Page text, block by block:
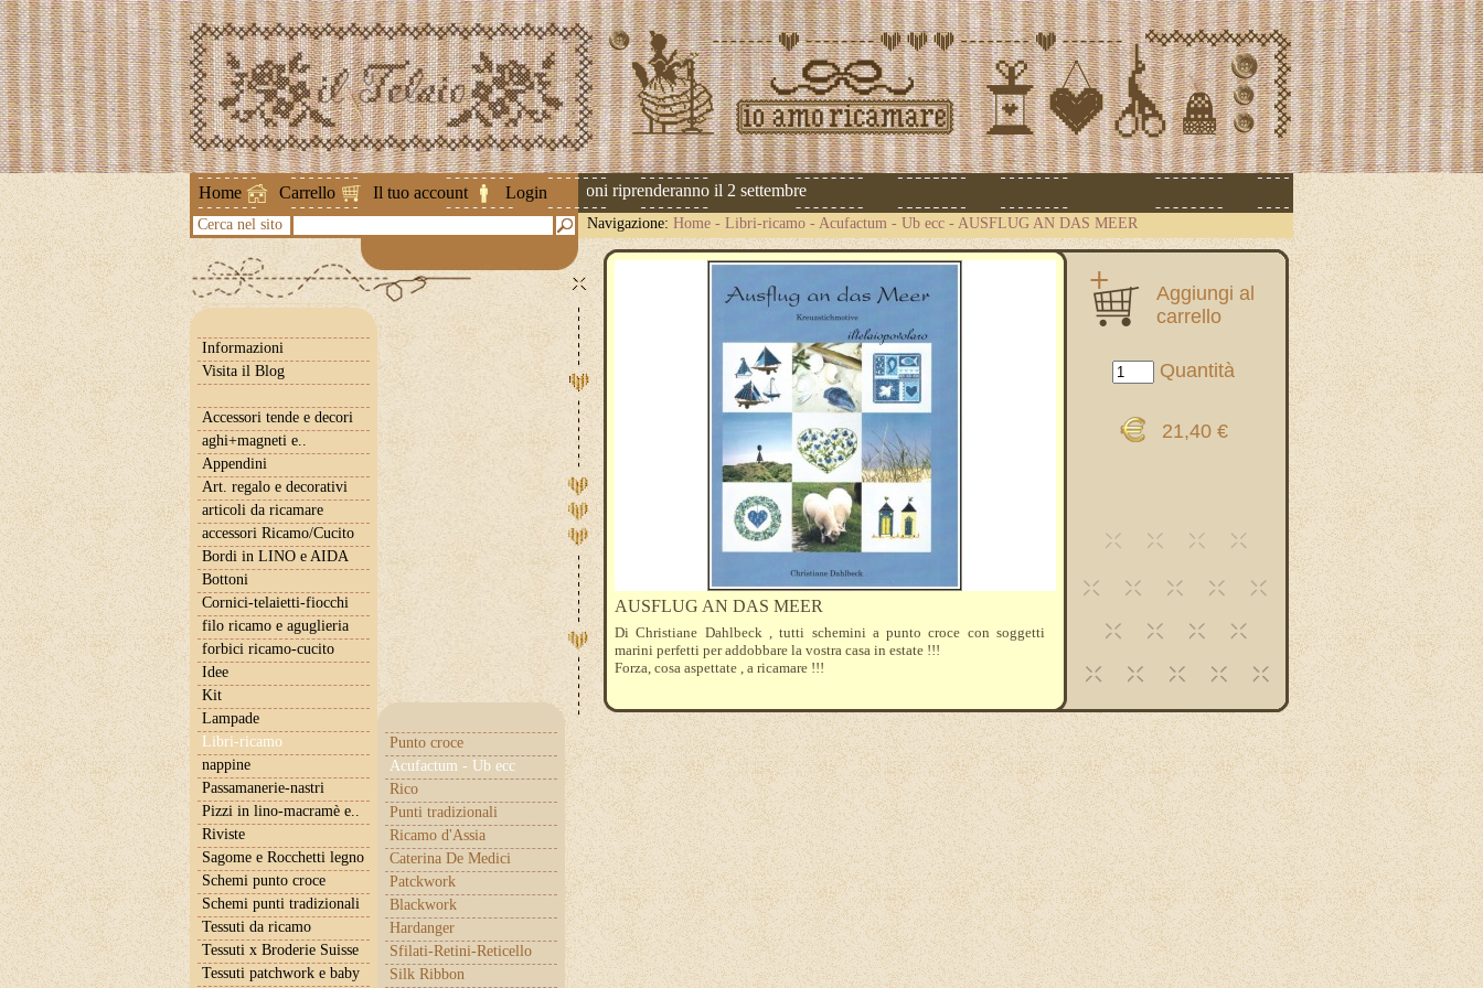
Home Carrello Il tuo account Login
Attenzione ! Le spedizioni riprenderanno il 2 settembre
Cerca nel sito Navigazione: Home - Libri-ricamo - Acufactum - Ub ecc - AUSFLUG AN DAS MEER
Informazioni
Visita il Blog
Accessori tende e decori
aghi+magneti e..
Appendini
Art. regalo e decorativi
articoli da ricamare
accessori Ricamo/Cucito
Bordi in LINO e AIDA
Bottoni
Cornici-telaietti-fiocchi
filo ricamo e aguglieria
forbici ricamo-cucito
Idee
Kit
Lampade
Libri-ricamo
Punto croce
Acufactum - Ub ecc
Rico
Punti tradizionali
Ricamo d'Assia
Caterina De Medici
Patckwork
Blackwork
Hardanger
Sfilati-Retini-Reticello
Silk Ribbon
nappine
Passamanerie-nastri
Pizzi in lino-macramè e..
Riviste
Sagome e Rocchetti legno
Schemi punto croce
Schemi punti tradizionali
Tessuti da ricamo
Tessuti x Broderie Suisse
Tessuti patchwork e baby
Aggiungi al
carrello
Quantità
21,40 €
AUSFLUG AN DAS MEER
Di Christiane Dahlbeck , tutti schemini a punto croce con soggetti
marini perfetti per addobbare la vostra casa in estate !!!
Forza, cosa aspettate , a ricamare !!!